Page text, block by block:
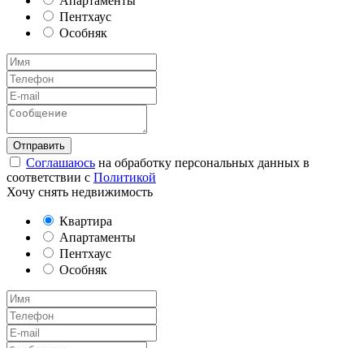
Пентхаус
Особняк
Соглашаюсь на обработку персональных данных в
соответствии с Политикой
Хочу снять недвижимость
Квартира
Апартаменты
Пентхаус
Особняк